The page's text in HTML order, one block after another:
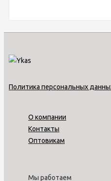
Политика персональных
О компании
Контакты
Оптовикам
Мы работаем